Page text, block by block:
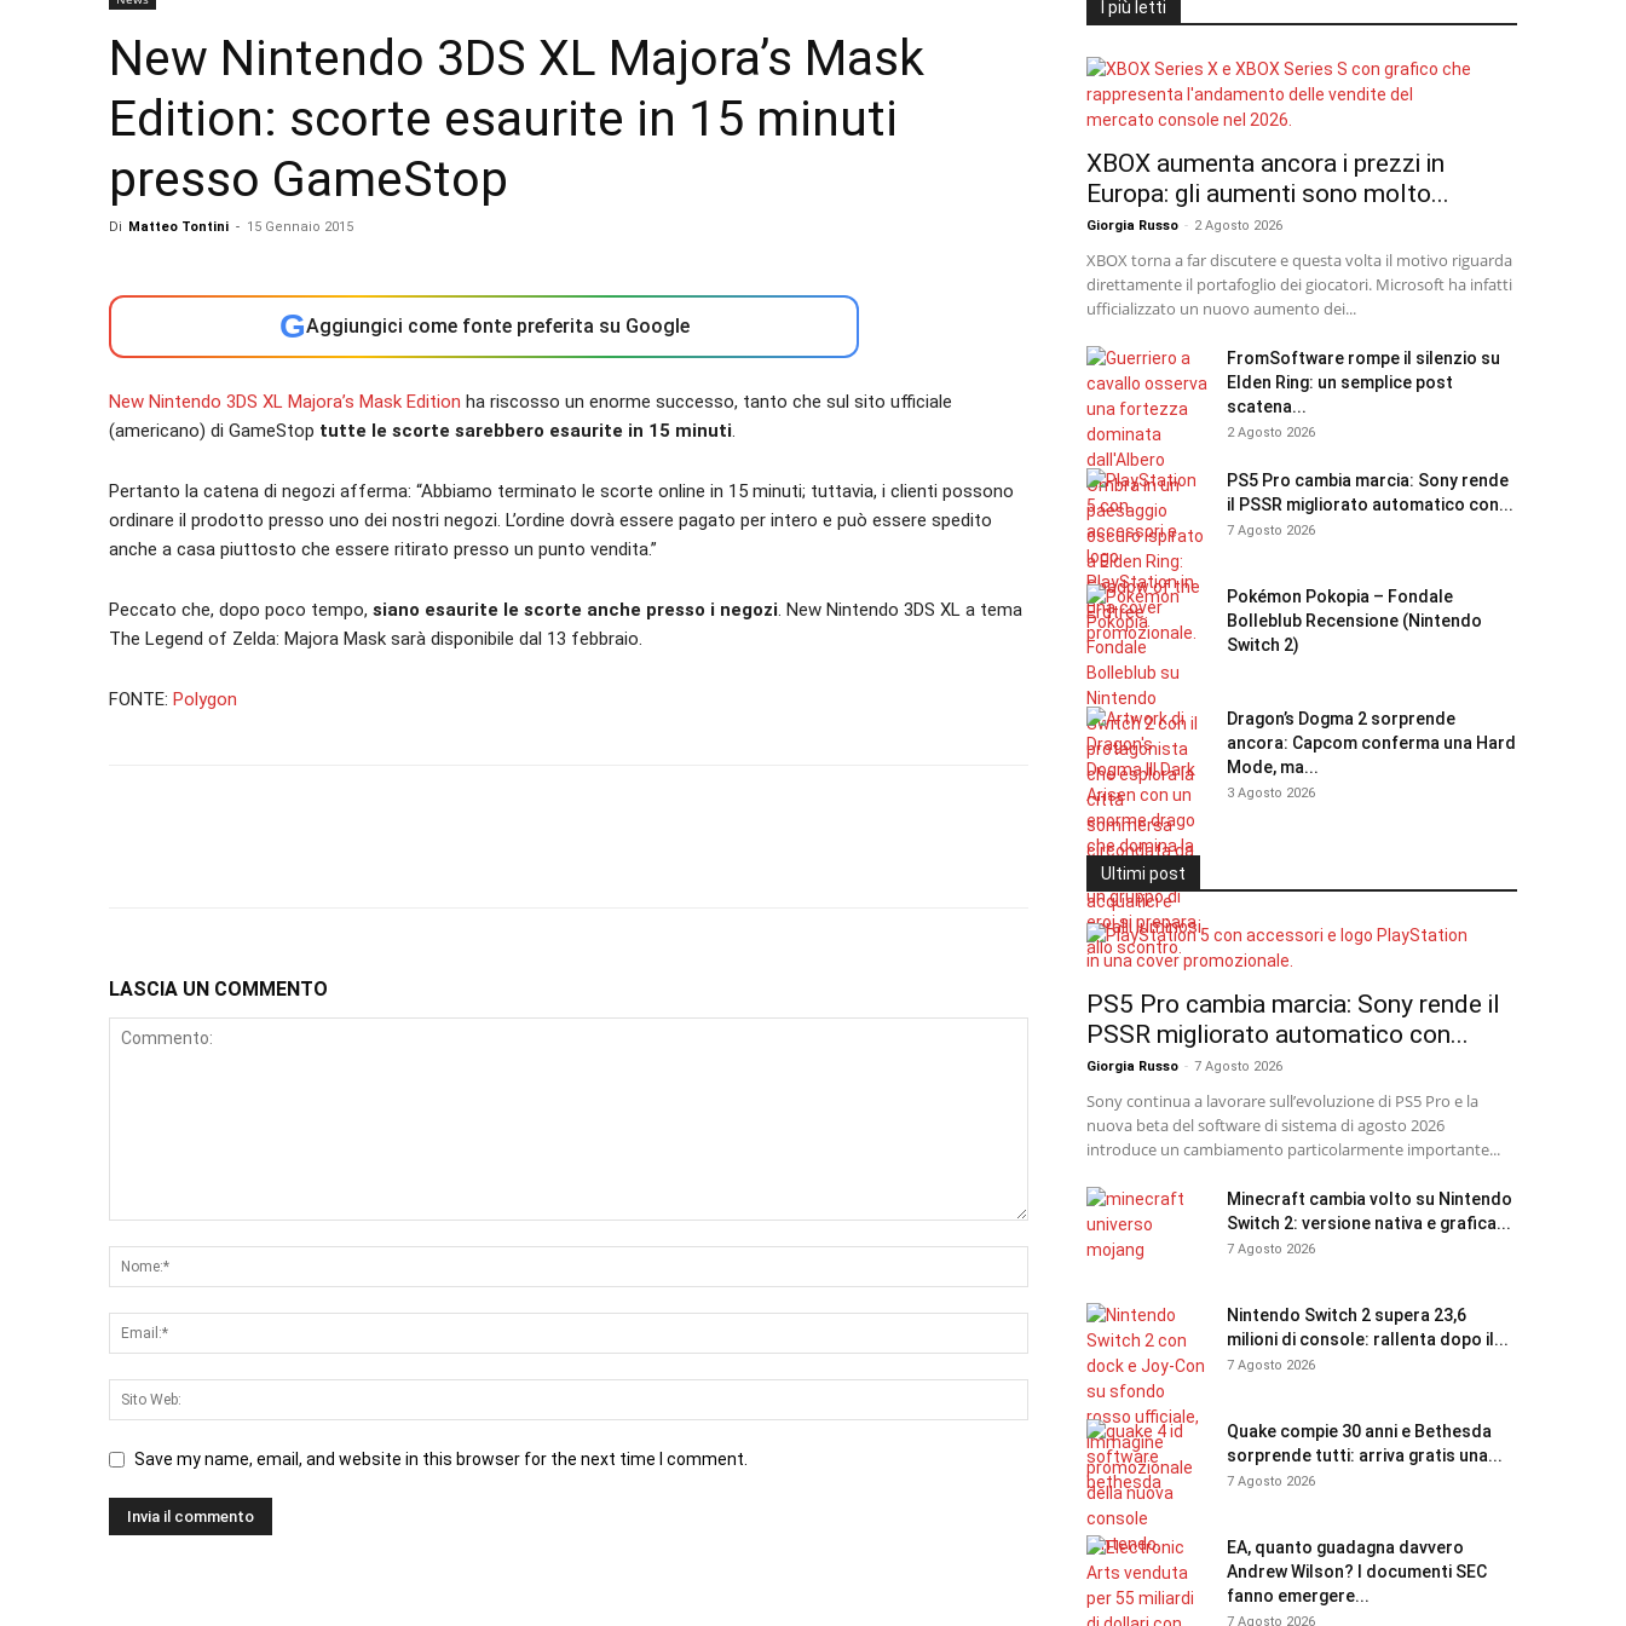
New Nintendo 3DS XL Majora’s Mask
Edition: scorte esaurite in 15 minuti
presso GameStop
Di Matteo Tontini - 15 Gennaio 2015
GAggiungici come fonte preferita su Google
New Nintendo 3DS XL Majora’s Mask Edition ha riscosso un enorme successo, tanto che sul sito ufficiale
(americano) di GameStop tutte le scorte sarebbero esaurite in 15 minuti.
Pertanto la catena di negozi afferma: “Abbiamo terminato le scorte online in 15 minuti; tuttavia, i clienti possono
ordinare il prodotto presso uno dei nostri negozi. L’ordine dovrà essere pagato per intero e può essere spedito
anche a casa piuttosto che essere ritirato presso un punto vendita.”
Peccato che, dopo poco tempo, siano esaurite le scorte anche presso i negozi. New Nintendo 3DS XL a tema
The Legend of Zelda: Majora Mask sarà disponibile dal 13 febbraio.
FONTE: Polygon
LASCIA UN COMMENTO
Save my name, email, and website in this browser for the next time I comment.
I più letti
XBOX aumenta ancora i prezzi in
Europa: gli aumenti sono molto...
Giorgia Russo - 2 Agosto 2026
XBOX torna a far discutere e questa volta il motivo riguarda
direttamente il portafoglio dei giocatori. Microsoft ha infatti
ufficializzato un nuovo aumento dei...
FromSoftware rompe il silenzio su
Elden Ring: un semplice post
scatena...
2 Agosto 2026
PS5 Pro cambia marcia: Sony rende
il PSSR migliorato automatico con...
7 Agosto 2026
Pokémon Pokopia – Fondale
Bolleblub Recensione (Nintendo
Switch 2)
Dragon’s Dogma 2 sorprende
ancora: Capcom conferma una Hard
Mode, ma...
3 Agosto 2026
Ultimi post
PS5 Pro cambia marcia: Sony rende il
PSSR migliorato automatico con...
Giorgia Russo - 7 Agosto 2026
Sony continua a lavorare sull’evoluzione di PS5 Pro e la
nuova beta del software di sistema di agosto 2026
introduce un cambiamento particolarmente importante...
Minecraft cambia volto su Nintendo
Switch 2: versione nativa e grafica...
7 Agosto 2026
Nintendo Switch 2 supera 23,6
milioni di console: rallenta dopo il...
7 Agosto 2026
Quake compie 30 anni e Bethesda
sorprende tutti: arriva gratis una...
7 Agosto 2026
EA, quanto guadagna davvero
Andrew Wilson? I documenti SEC
fanno emergere...
7 Agosto 2026